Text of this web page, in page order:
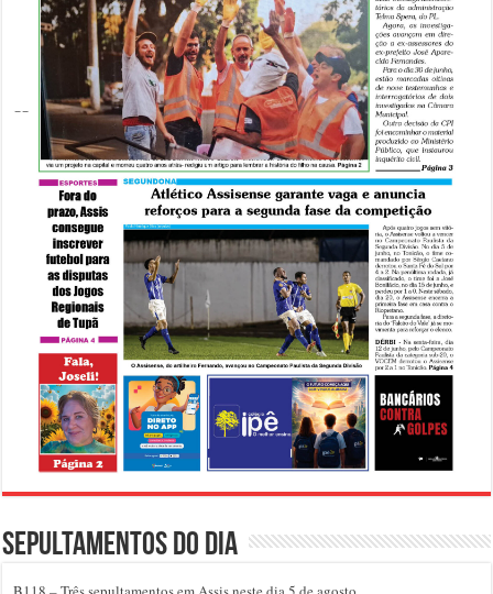
Sepultamentos do dia